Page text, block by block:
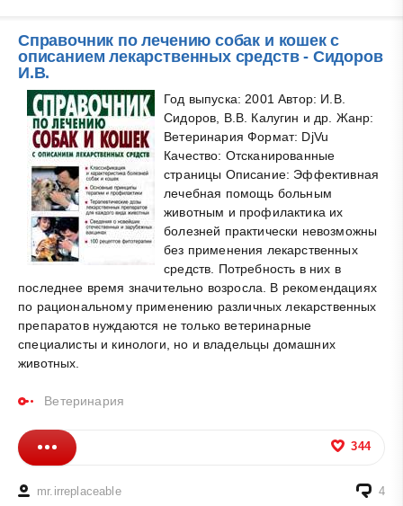
Справочник по лечению собак и кошек с
описанием лекарственных средств - Сидоров
И.В.
Год выпуска: 2001 Автор: И.В.
Сидоров, В.В. Калугин и др. Жанр:
Ветеринария Формат: DjVu
Качество: Отсканированные
страницы Описание: Эффективная
лечебная помощь больным
животным и профилактика их
болезней практически невозможны
без применения лекарственных
средств. Потребность в них в
последнее время значительно возросла. В рекомендациях
по рациональному применению различных лекарственных
препаратов нуждаются не только ветеринарные
специалисты и кинологи, но и владельцы домашних
животных.
Ветеринария
344
mr.irreplaceable 4